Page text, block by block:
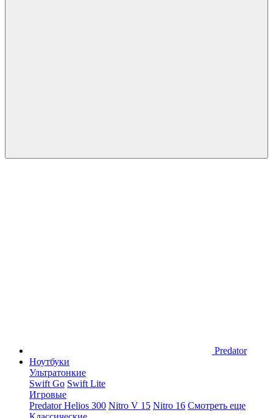
Predator
Ноутбуки
Ультратонкие
Swift Go Swift Lite
Игровые
Predator Helios 300 Nitro V 15 Nitro 16 Смотреть еще